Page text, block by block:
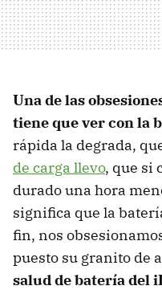
Una de las
tiene que ver con la
rápida la degrada,
de carga llevo, que si
durado una hora
significa que la
fin, nos
puesto su granito de
salud de batería del